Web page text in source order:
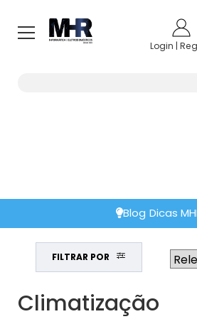
Login |
Extensão de
FILTRAR POR
Climatização